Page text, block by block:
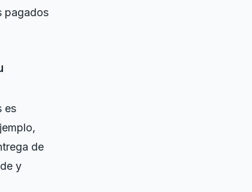
pagados
es
de
y